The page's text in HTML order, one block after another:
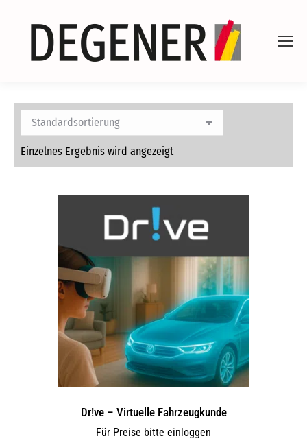
Einzelnes Ergebnis wird angezeigt
Dr!ve – Virtuelle Fahrzeugkunde
Für Preise bitte einloggen